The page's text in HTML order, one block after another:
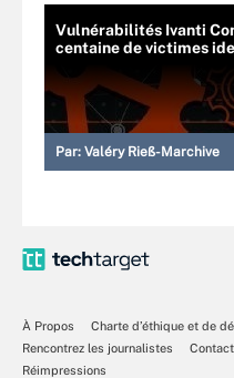
Vulnérabilités Ivanti
centaine de victimes
Par: Valéry Rieß-Marchive
À Propos
Charte d’éthique et de
Rencontrez les journalistes
Réimpressions